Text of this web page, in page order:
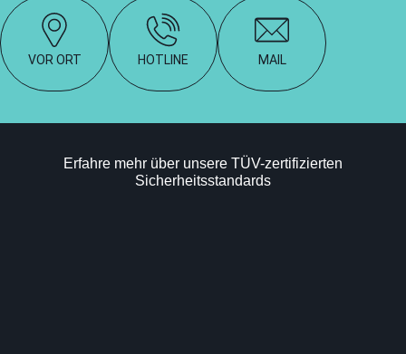
VOR ORT HOTLINE MAIL
Erfahre mehr über unsere TÜV-zertifizierten
Sicherheitsstandards